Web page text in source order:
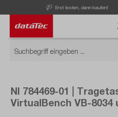
Aktuelle Angebote
NI 784469-01 |
VirtualBench VB-8034
Now viewing Highlights section